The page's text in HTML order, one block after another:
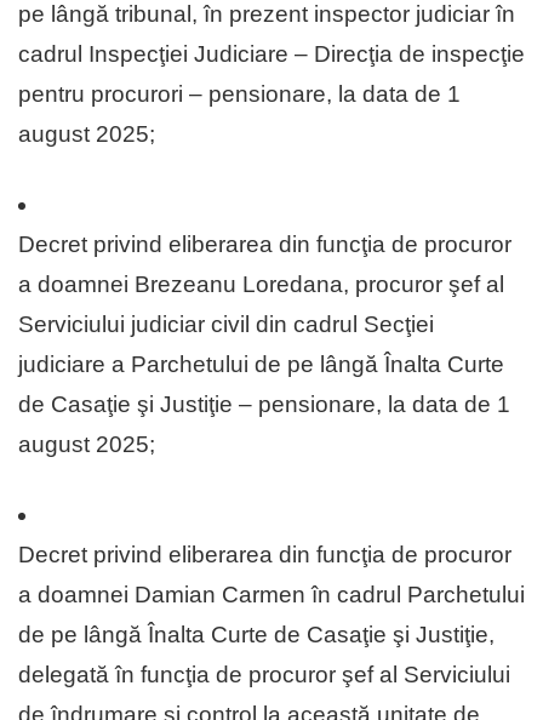
pe lângă tribunal, în prezent inspector judiciar în
cadrul Inspecţiei Judiciare – Direcţia de inspecţie
pentru procurori – pensionare, la data de 1
august 2025;
Decret privind eliberarea din funcţia de procuror
a doamnei Brezeanu Loredana, procuror şef al
Serviciului judiciar civil din cadrul Secţiei
judiciare a Parchetului de pe lângă Înalta Curte
de Casaţie şi Justiţie – pensionare, la data de 1
august 2025;
Decret privind eliberarea din funcţia de procuror
a doamnei Damian Carmen în cadrul Parchetului
de pe lângă Înalta Curte de Casaţie şi Justiţie,
delegată în funcţia de procuror şef al Serviciului